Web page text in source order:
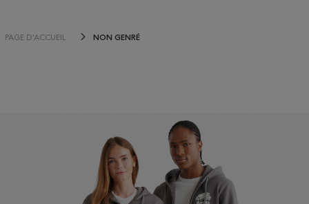
PAGE D'ACCUEIL NON GENRÉ